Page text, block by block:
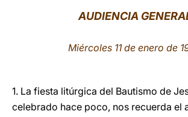
AUDIENCIA
Miércoles 11 de enero de
1. La fiesta litúrgica del Bautismo de
celebrado hace poco, nos recuerda el